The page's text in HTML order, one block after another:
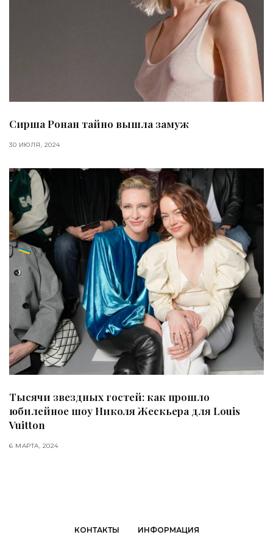
Сирша Ронан тайно вышла замуж
30 ИЮЛЯ, 2024
Тысячи звездных гостей: как прошло
юбилейное шоу Николя Жескьера для Louis
Vuitton
6 МАРТА, 2024
КОНТАКТЫ ИНФОРМАЦИЯ